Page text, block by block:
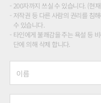
200자까지 쓰실 수 있습니다. (현
저작권 등 다른 사람의 권리를 침
수 있습니다.
타인에게 불쾌감을 주는 욕설 등
단에 의해 삭제 합니다.